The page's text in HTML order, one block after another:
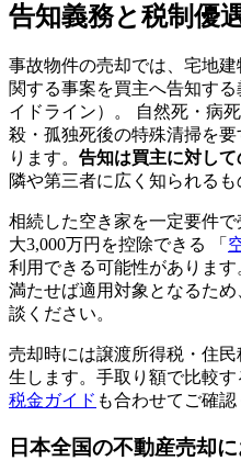
告知義務と税制優
事故物件の売却では、宅地
関する事案を買主へ告知す
イドライン）。 自然死・病
殺・孤独死後の特殊清掃を
ります。 告知は買主に対し
隣や第三者に広く知られるも
相続した空き家を一定要件
大3,000万円を控除できる 「
利用できる可能性がありま
満たせば適用対象となるた
談ください。
売却時には譲渡所得税・住
生します。手取り額で比較す
税金ガイド も合わせてご確認
日本全国の不動産売却